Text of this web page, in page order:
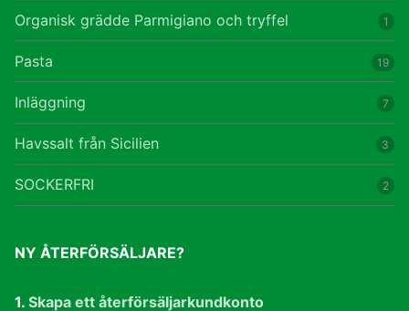
Organisk grädde Parmigiano och tryffel 1
Pasta 19
Inläggning 7
Havssalt från Sicilien 3
SOCKERFRI 2
NY ÅTERFÖRSÄLJARE?
1. Skapa ett återförsäljarkundkonto